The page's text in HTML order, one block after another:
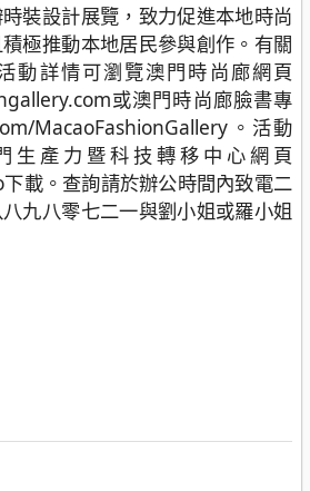
裝設計展覽，致力促進本地時尚
極推動本地居民參與創作。有關
動詳情可瀏覽澳門時尚廊網頁
或澳門時尚廊臉書專
MacaoFashionGallery。活動
生產力暨科技轉移中心網頁
載。查詢請於辦公時間內致電二
九八零七二一與劉小姐或羅小姐